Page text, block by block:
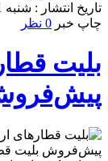
تاریخ انتشار : شنبه 21 تیر 1404 - 14:54
چاپ خبر 0 نظر
بلیت‌
پیش‌فروش بلیت‌